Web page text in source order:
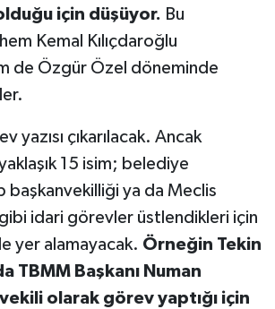
için düşüyor. Bu
Kemal Kılıçdaroğlu
de Özgür Özel döneminde
yazısı çıkarılacak. Ancak
15 isim; belediye
başkanvekilliği ya da Meclis
idari görevler üstlendikleri için
yer alamayacak. Örneğin Tekin
TBMM Başkanı Numan
olarak görev yaptığı için